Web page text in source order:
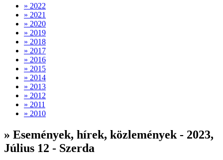
» 2022
» 2021
» 2020
» 2019
» 2018
» 2017
» 2016
» 2015
» 2014
» 2013
» 2012
» 2011
» 2010
» Események, hírek, közlemények - 2023,
Július 12 - Szerda